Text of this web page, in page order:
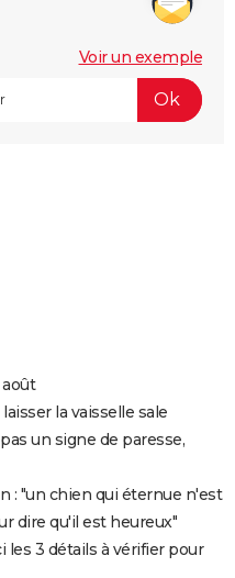
Voir un exemple
août
la vaisselle sale
un signe de paresse,
: "un chien qui éternue n'est
dire qu'il est heureux"
les 3 détails à vérifier pour